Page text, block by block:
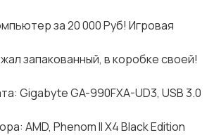
за 20 000 Руб! Игровая
запакованный, в коробке своей!
Gigabyte GA-990FXA-UD3, USB 3.0
AMD, Phenom II X4 Black Edition